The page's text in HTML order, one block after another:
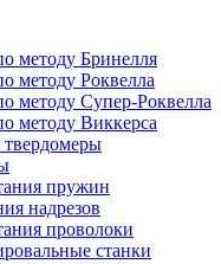
методу Бринелля
методу Роквелла
методу Супер-Роквелла
методу Виккерса
пружин
надрезов
проволоки
станки